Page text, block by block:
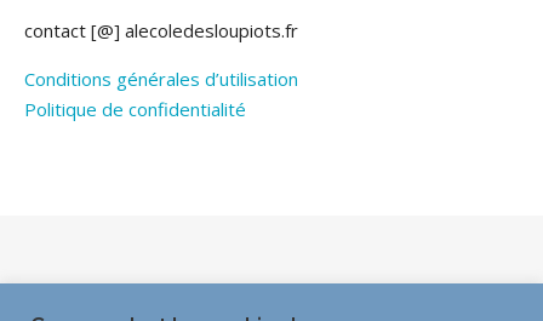
contact [@] alecoledesloupiots.fr
Conditions générales d’utilisation
Politique de confidentialité